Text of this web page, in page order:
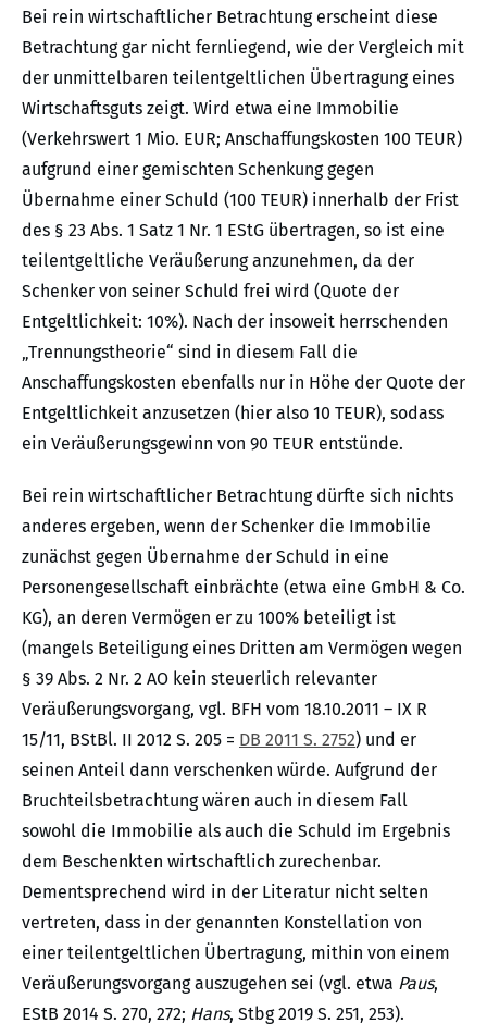
Bei rein wirtschaftlicher Betrachtung erscheint diese
Betrachtung gar nicht fernliegend, wie der Vergleich mit
der unmittelbaren teilentgeltlichen Übertragung eines
Wirtschaftsguts zeigt. Wird etwa eine Immobilie
(Verkehrswert 1 Mio. EUR; Anschaffungskosten 100 TEUR)
aufgrund einer gemischten Schenkung gegen
Übernahme einer Schuld (100 TEUR) innerhalb der Frist
des § 23 Abs. 1 Satz 1 Nr. 1 EStG übertragen, so ist eine
teilentgeltliche Veräußerung anzunehmen, da der
Schenker von seiner Schuld frei wird (Quote der
Entgeltlichkeit: 10%). Nach der insoweit herrschenden
„Trennungstheorie“ sind in diesem Fall die
Anschaffungskosten ebenfalls nur in Höhe der Quote der
Entgeltlichkeit anzusetzen (hier also 10 TEUR), sodass
ein Veräußerungsgewinn von 90 TEUR entstünde.
Bei rein wirtschaftlicher Betrachtung dürfte sich nichts
anderes ergeben, wenn der Schenker die Immobilie
zunächst gegen Übernahme der Schuld in eine
Personengesellschaft einbrächte (etwa eine GmbH & Co.
KG), an deren Vermögen er zu 100% beteiligt ist
(mangels Beteiligung eines Dritten am Vermögen wegen
§ 39 Abs. 2 Nr. 2 AO kein steuerlich relevanter
Veräußerungsvorgang, vgl. BFH vom 18.10.2011 – IX R
15/11, BStBl. II 2012 S. 205 = DB 2011 S. 2752) und er
seinen Anteil dann verschenken würde. Aufgrund der
Bruchteilsbetrachtung wären auch in diesem Fall
sowohl die Immobilie als auch die Schuld im Ergebnis
dem Beschenkten wirtschaftlich zurechenbar.
Dementsprechend wird in der Literatur nicht selten
vertreten, dass in der genannten Konstellation von
einer teilentgeltlichen Übertragung, mithin von einem
Veräußerungsvorgang auszugehen sei (vgl. etwa Paus,
EStB 2014 S. 270, 272; Hans, Stbg 2019 S. 251, 253).